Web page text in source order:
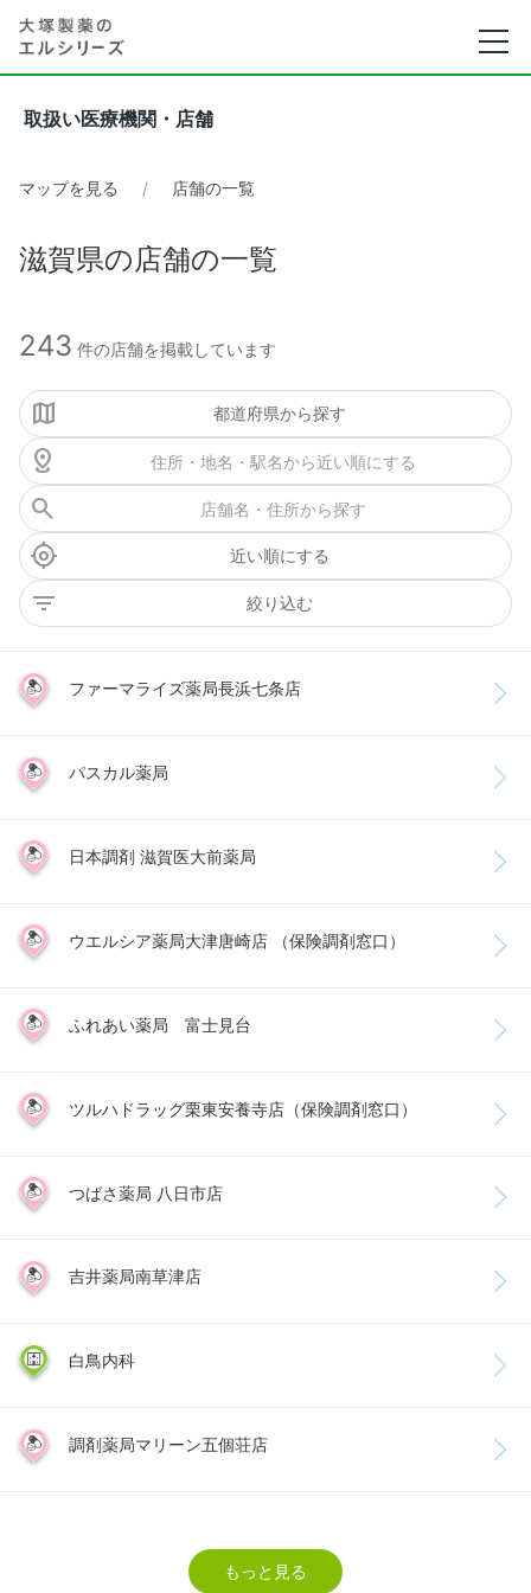
取扱い医療機関・店舗
マップを見る 店舗の一覧
滋賀県の店舗の一覧
243 件の店舗を掲載しています
都道府県から探す
近い順にする
絞り込む
ファーマライズ薬局長浜七条店
パスカル薬局
日本調剤 滋賀医大前薬局
ウエルシア薬局大津唐崎店 （保険調剤窓口）
ふれあい薬局 富士見台
ツルハドラッグ栗東安養寺店（保険調剤窓口）
つばさ薬局 八日市店
吉井薬局南草津店
白鳥内科
調剤薬局マリーン五個荘店
もっと見る